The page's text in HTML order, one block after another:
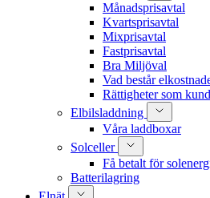
Månadsprisavtal
Kvartsprisavtal
Mixprisavtal
Fastprisavtal
Bra Miljöval
Vad består
Rättigheter som kund
Elbilsladdning
Våra laddboxar
Solceller
Få betalt för
Batterilagring